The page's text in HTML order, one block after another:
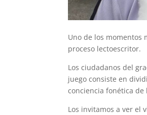
Uno de los momentos
proceso lectoescritor.
Los ciudadanos del
juego consiste en
conciencia fonética de
Los invitamos a ver el